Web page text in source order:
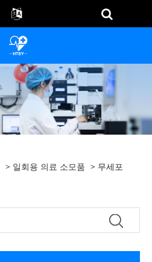
> 일회용 의료 소모품 > 무세포